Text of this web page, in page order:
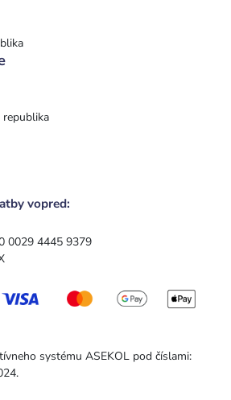
republika
vopred:
0029 4445 9379
systému ASEKOL pod číslami: